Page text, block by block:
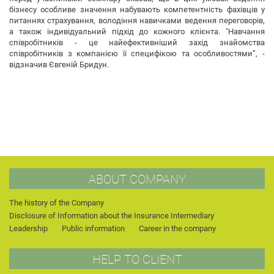
бізнесу особливе значення набувають компетентність фахівців у
питаннях страхування, володіння навичками ведення переговорів,
а також індивідуальний підхід до кожного клієнта. "Навчання
співробітників - це найефективніший захід знайомства
співробітників з компанією її специфікою та особливостями”, -
відзначив Євгеній Бридун.
ABOUT COMPANY
The history of the Company
Disclosure of Information about the Insurance Intermediary
Leadership
Public information Career in the company
HELP TO CLIENT